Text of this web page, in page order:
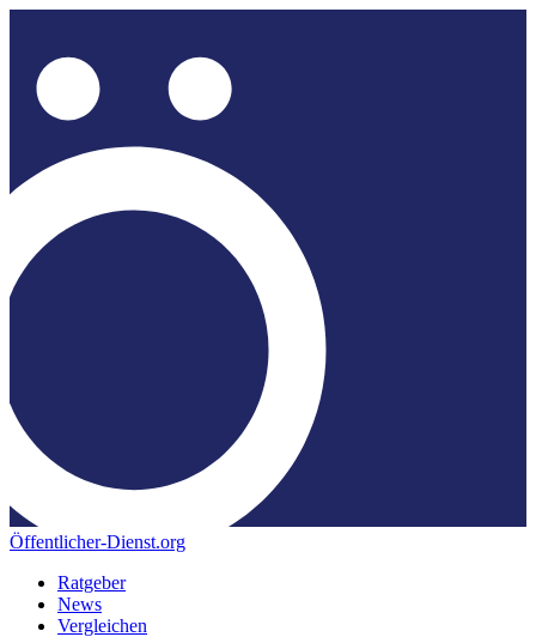
Öffentlicher-Dienst.org
Ratgeber
News
Vergleichen